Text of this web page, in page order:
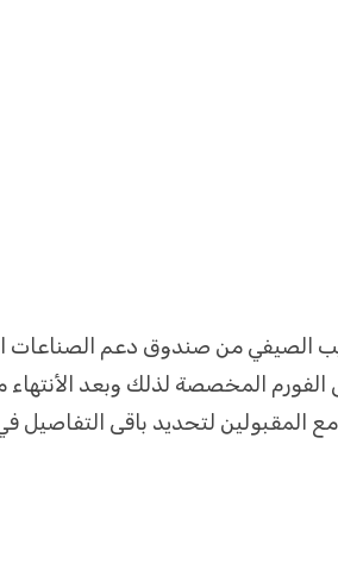
الصيفي من صندوق دعم الصناعات
المخصصة لذلك وبعد الأنتهاء
المقبولين لتحديد باقى التفاصيل